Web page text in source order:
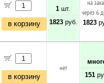
в корзину
1 шт.
1823руб.
на
через 6
1823
в корзину
нет
151